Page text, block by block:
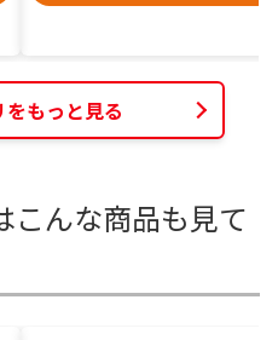
もっと見る
こんな商品も見て